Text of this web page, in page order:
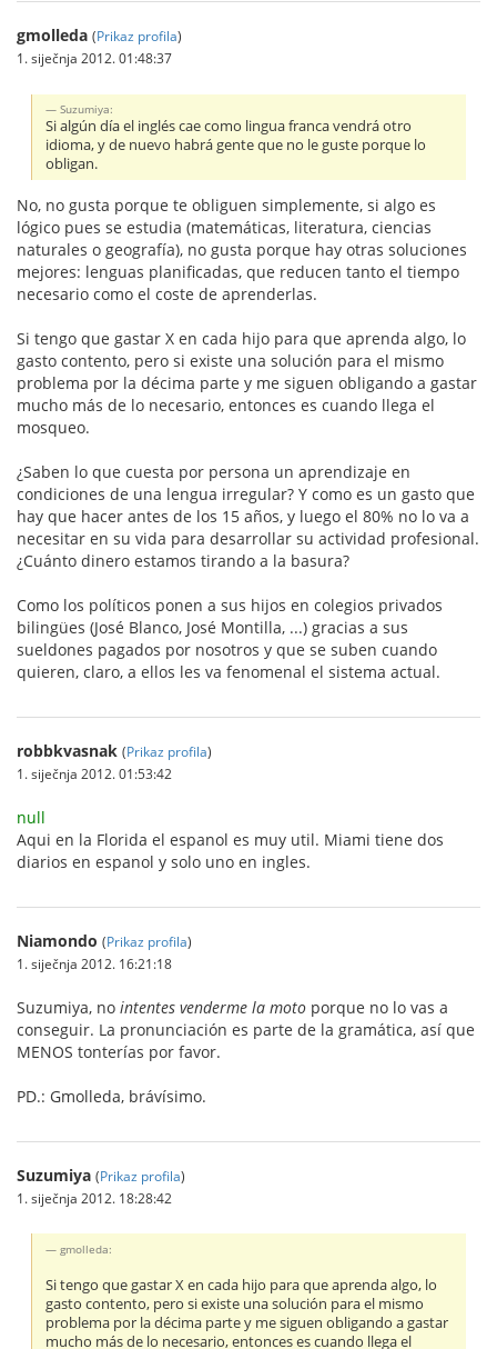
gmolleda (Prikaz profila)
1. siječnja 2012. 01:48:37
Suzumiya:
Si algún día el inglés cae como lingua franca vendrá otro
idioma, y de nuevo habrá gente que no le guste porque lo
obligan.
No, no gusta porque te obliguen simplemente, si algo es
lógico pues se estudia (matemáticas, literatura, ciencias
naturales o geografía), no gusta porque hay otras soluciones
mejores: lenguas planificadas, que reducen tanto el tiempo
necesario como el coste de aprenderlas.
Si tengo que gastar X en cada hijo para que aprenda algo, lo
gasto contento, pero si existe una solución para el mismo
problema por la décima parte y me siguen obligando a gastar
mucho más de lo necesario, entonces es cuando llega el
mosqueo.
¿Saben lo que cuesta por persona un aprendizaje en
condiciones de una lengua irregular? Y como es un gasto que
hay que hacer antes de los 15 años, y luego el 80% no lo va a
necesitar en su vida para desarrollar su actividad profesional.
¿Cuánto dinero estamos tirando a la basura?
Como los políticos ponen a sus hijos en colegios privados
bilingües (José Blanco, José Montilla, ...) gracias a sus
sueldones pagados por nosotros y que se suben cuando
quieren, claro, a ellos les va fenomenal el sistema actual.
robbkvasnak (Prikaz profila)
1. siječnja 2012. 01:53:42
null
Aqui en la Florida el espanol es muy util. Miami tiene dos
diarios en espanol y solo uno en ingles.
Niamondo (Prikaz profila)
1. siječnja 2012. 16:21:18
Suzumiya, no intentes venderme la moto porque no lo vas a
conseguir. La pronunciación es parte de la gramática, así que
MENOS tonterías por favor.
PD.: Gmolleda, brávísimo.
Suzumiya (Prikaz profila)
1. siječnja 2012. 18:28:42
gmolleda:
Si tengo que gastar X en cada hijo para que aprenda algo, lo
gasto contento, pero si existe una solución para el mismo
problema por la décima parte y me siguen obligando a gastar
mucho más de lo necesario, entonces es cuando llega el